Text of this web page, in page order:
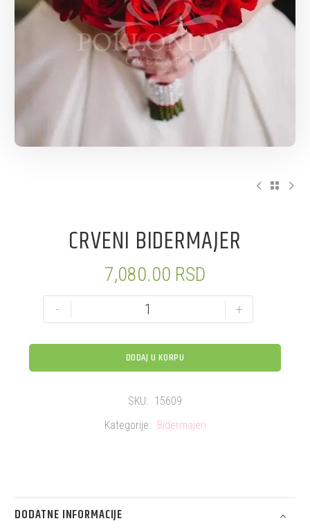
CRVENI BIDERMAJER
7,080.00 RSD
- +
DODAJ U KORPU
SKU: 15609
Kategorije: Bidermajeri
DODATNE INFORMACIJE